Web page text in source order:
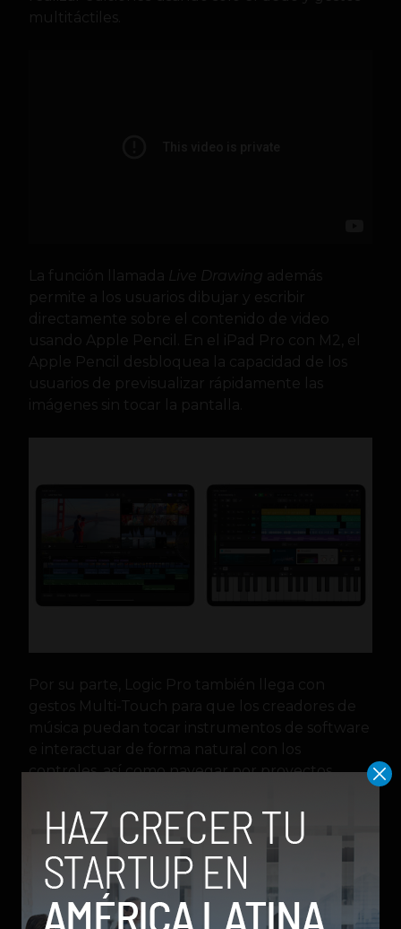
multitáctiles.
La función llamada Live Drawing además
permite a los usuarios dibujar y escribir
directamente sobre el contenido de video
usando Apple Pencil. En el iPad Pro con M2, el
Apple Pencil desbloquea la capacidad de los
usuarios de previsualizar rápidamente las
imágenes sin tocar la pantalla.
Por su parte, Logic Pro también llega con
gestos Multi-Touch para que los creadores de
música puedan tocar instrumentos de software
e interactuar de forma natural con los
controles, así como navegar por proyectos
zoom y deslizar para desplazarse. Los mosaicos
de complementos ponen los controles más
útiles al alcance de la mano del creador, lo que
facilita la forma rápida de los sonidos.
AplicacionesFinal Cut Pro herramientas iPadOS Logic Pro